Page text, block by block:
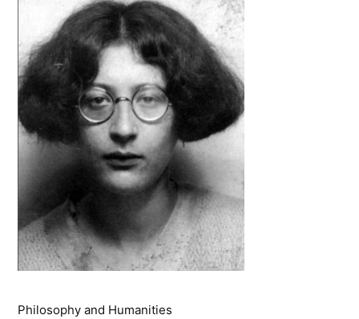
Philosophy and Humanities